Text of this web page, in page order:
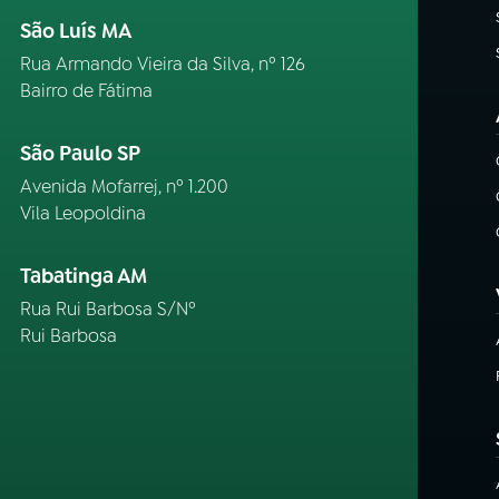
São Luís MA
Rua Armando Vieira da Silva, nº 126
Bairro de Fátima
São Paulo SP
Avenida Mofarrej, nº 1.200
Vila Leopoldina
Tabatinga AM
Rua Rui Barbosa S/Nº
Rui Barbosa